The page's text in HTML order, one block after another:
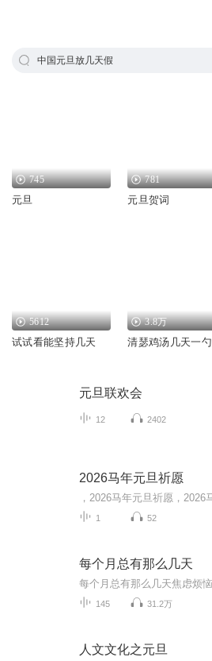
中国元旦放几天假
745
元旦
781
元旦贺词
5612
试试看能坚持几天
3.8万
清瑟鸡汤几天一勺
元旦联欢会
12 2402
2026马年元旦祈愿
1 52
每个月总有那么几天
145 31.2万
人文文化之元旦